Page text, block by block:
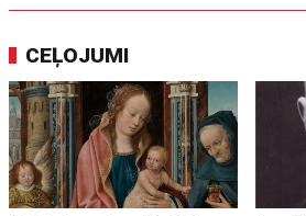
CEĻOJUMI